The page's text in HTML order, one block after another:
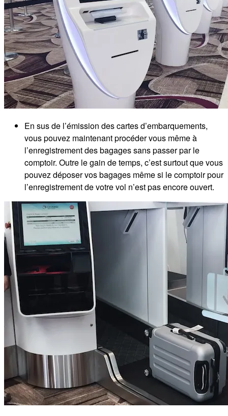
En sus de l’émission des cartes d’embarquements,
vous pouvez maintenant procéder vous même à
l’enregistrement des bagages sans passer par le
comptoir. Outre le gain de temps, c’est surtout que vous
pouvez déposer vos bagages même si le comptoir pour
l’enregistrement de votre vol n’est pas encore ouvert.